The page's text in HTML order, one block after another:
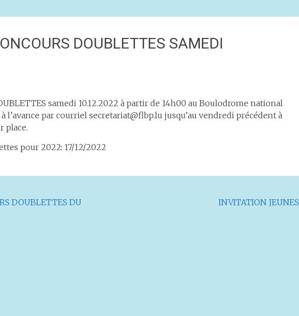
DOUBLETTES SAMEDI
samedi 10.12.2022 à partir de 14h00 au Boulodrome national
l’avance par courriel secretariat@flbp.lu jusqu’au vendredi précédent à
place.
pour 2022: 17/12/2022
DOUBLETTES DU
INVITATION JEUNES